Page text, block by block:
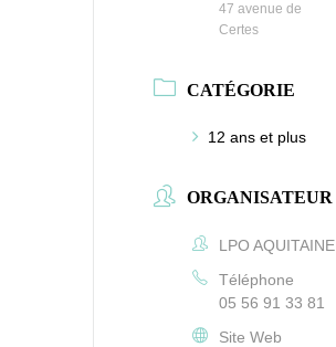
47 avenue de
Certes
CATÉGORIE
12 ans et plus
ORGANISATEUR
LPO AQUITAINE
Téléphone
05 56 91 33 81
Site Web